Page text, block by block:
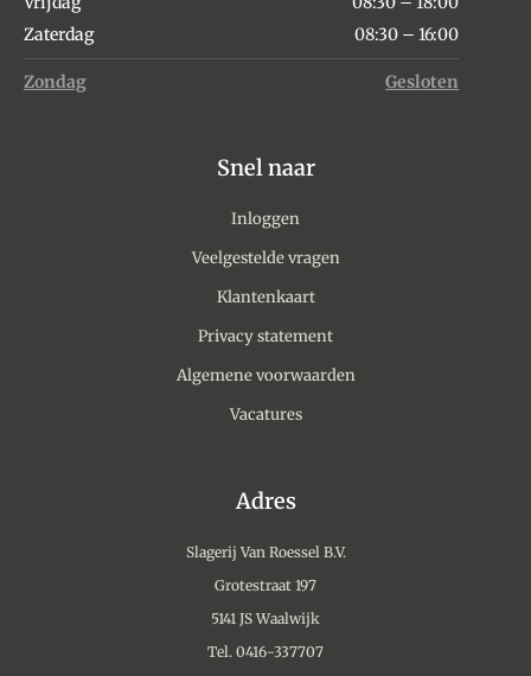
Zaterdag
08:30 – 16:00
Zondag Gesloten
Snel naar
Inloggen
Veelgestelde vragen
Klantenkaart
Privacy statement
Algemene voorwaarden
Vacatures
Adres
Slagerij Van Roessel B.V.
Grotestraat 197
5141 JS Waalwijk
Tel. 0416-337707